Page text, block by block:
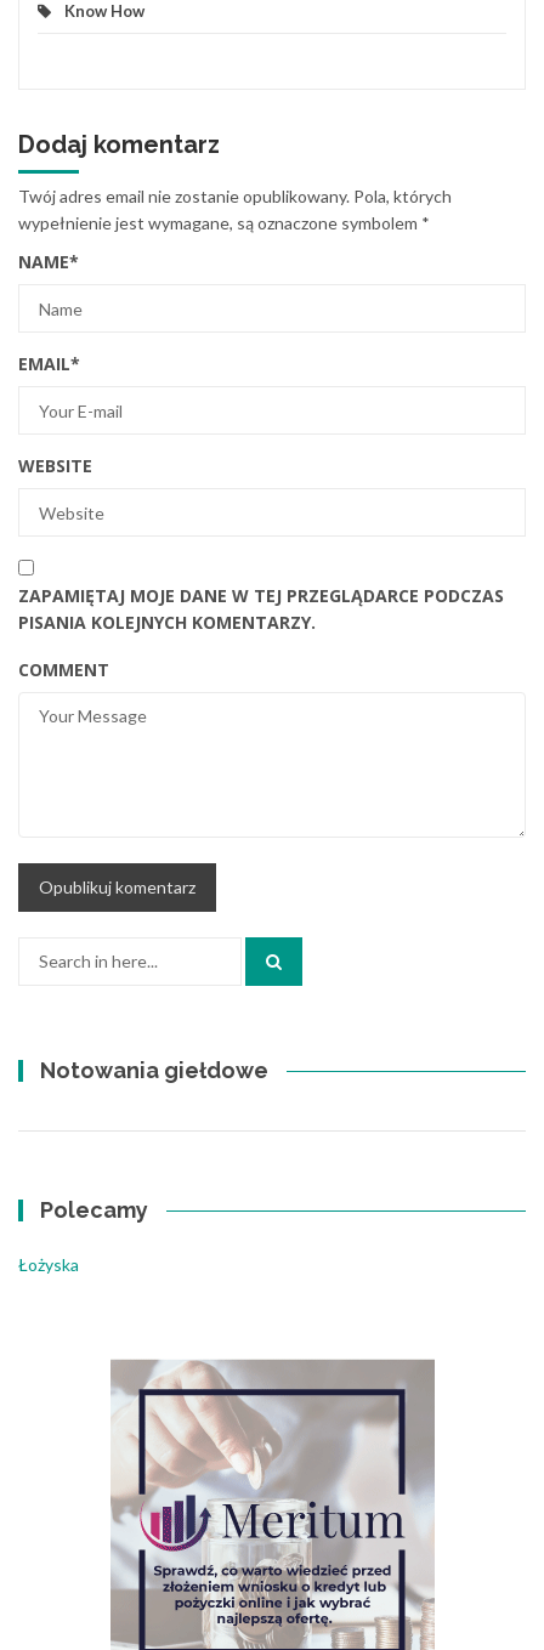
Know How
Dodaj komentarz
Twój adres email nie zostanie opublikowany. Pola, których
wypełnienie jest wymagane, są oznaczone symbolem *
NAME*
EMAIL*
WEBSITE
ZAPAMIĘTAJ MOJE DANE W TEJ PRZEGLĄDARCE PODCZAS
PISANIA KOLEJNYCH KOMENTARZY.
COMMENT
Search
Notowania giełdowe
Polecamy
Łożyska